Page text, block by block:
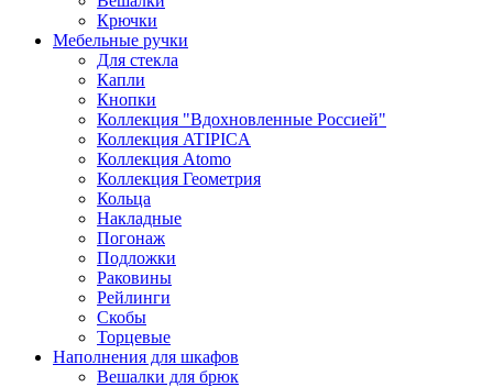
Крючки
Мебельные ручки
Для стекла
Капли
Кнопки
Коллекция "Вдохновленные Россией"
Коллекция ATIPICA
Коллекция Atomo
Коллекция Геометрия
Кольца
Накладные
Погонаж
Подложки
Раковины
Рейлинги
Скобы
Торцевые
Наполнения для шкафов
Вешалки для брюк